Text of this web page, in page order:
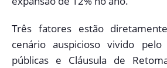
Três fatores estão
cenário auspicioso vivido
públicas e Cláusula de